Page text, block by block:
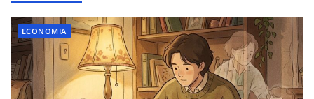
ECONOMIA